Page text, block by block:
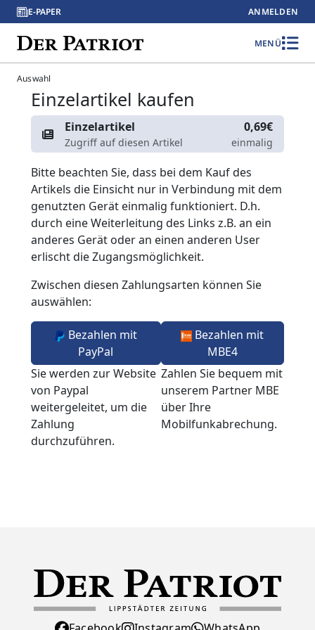
E-PAPER ANMELDEN
MENÜ
Auswahl
Einzelartikel kaufen
Einzelartikel
Zugriff auf diesen Artikel
0,69€
einmalig
Bitte beachten Sie, dass bei dem Kauf des
Artikels die Einsicht nur in Verbindung mit dem
genutzten Gerät einmalig funktioniert. D.h.
durch eine Weiterleitung des Links z.B. an ein
anderes Gerät oder an einen anderen User
erlischt die Zugangsmöglichkeit.
Zwischen diesen Zahlungsarten können Sie
auswählen:
Bezahlen mit
PayPal
Sie werden zur Website
von Paypal
weitergeleitet, um die
Zahlung
durchzuführen.
Bezahlen mit
MBE4
Zahlen Sie bequem mit
unserem Partner MBE
über Ihre
Mobilfunkabrechung.